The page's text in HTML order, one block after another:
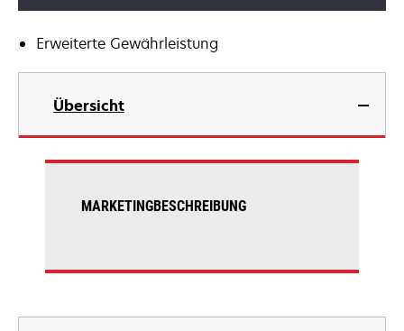
Erweiterte Gewährleistung
Übersicht
MARKETINGBESCHREIBUNG